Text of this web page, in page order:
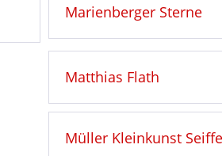
Marienberger Sterne
Matthias Flath
Müller Kleinkunst